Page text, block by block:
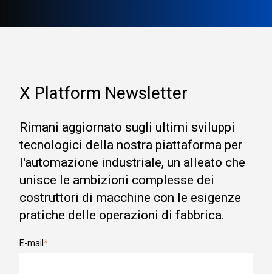
X Platform Newsletter
Rimani aggiornato sugli ultimi sviluppi
tecnologici della nostra piattaforma per
l'automazione industriale, un alleato che
unisce le ambizioni complesse dei
costruttori di macchine con le esigenze
pratiche delle operazioni di fabbrica.
E-mail *